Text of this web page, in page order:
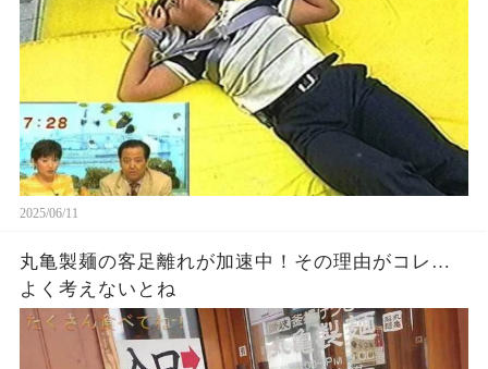
2025/06/11
丸亀製麺の客足離れが加速中！その理由がコレ…
よく考えないとね